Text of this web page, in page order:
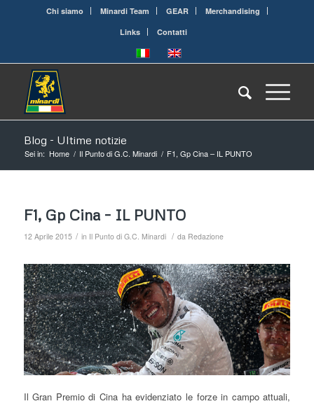
Chi siamo Minardi Team GEAR
Merchandising
Links
Contatti
Blog - Ultime notizie
Sei in: Home / Il Punto di G.C. Minardi / F1, Gp Cina – IL PUNTO
F1, Gp Cina – IL PUNTO
12 Aprile 2015 / in Il Punto di G.C. Minardi / da Redazione
Il Gran Premio di Cina ha evidenziato le forze in campo attuali,